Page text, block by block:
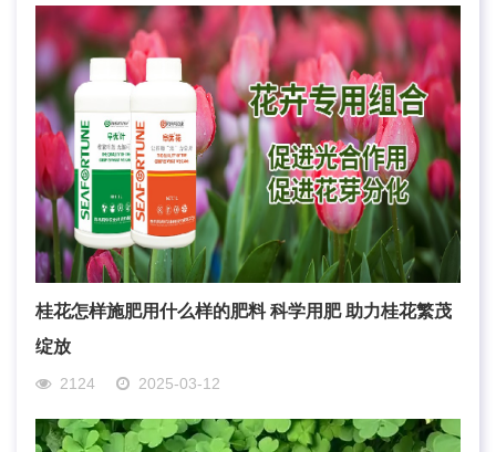
桂花怎样施肥用什么样的肥料 科学用肥 助力桂花繁茂
绽放
2124 2025-03-12